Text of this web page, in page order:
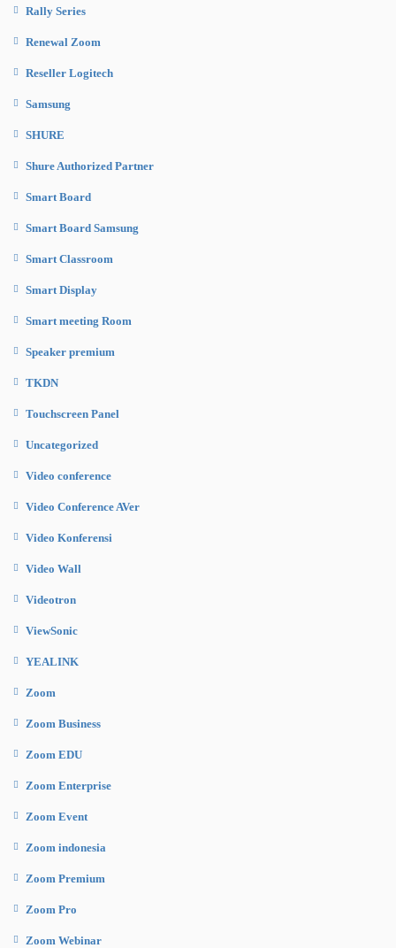
Rally Series
Renewal Zoom
Reseller Logitech
Samsung
SHURE
Shure Authorized Partner
Smart Board
Smart Board Samsung
Smart Classroom
Smart Display
Smart meeting Room
Speaker premium
TKDN
Touchscreen Panel
Uncategorized
Video conference
Video Conference AVer
Video Konferensi
Video Wall
Videotron
ViewSonic
YEALINK
Zoom
Zoom Business
Zoom EDU
Zoom Enterprise
Zoom Event
Zoom indonesia
Zoom Premium
Zoom Pro
Zoom Webinar